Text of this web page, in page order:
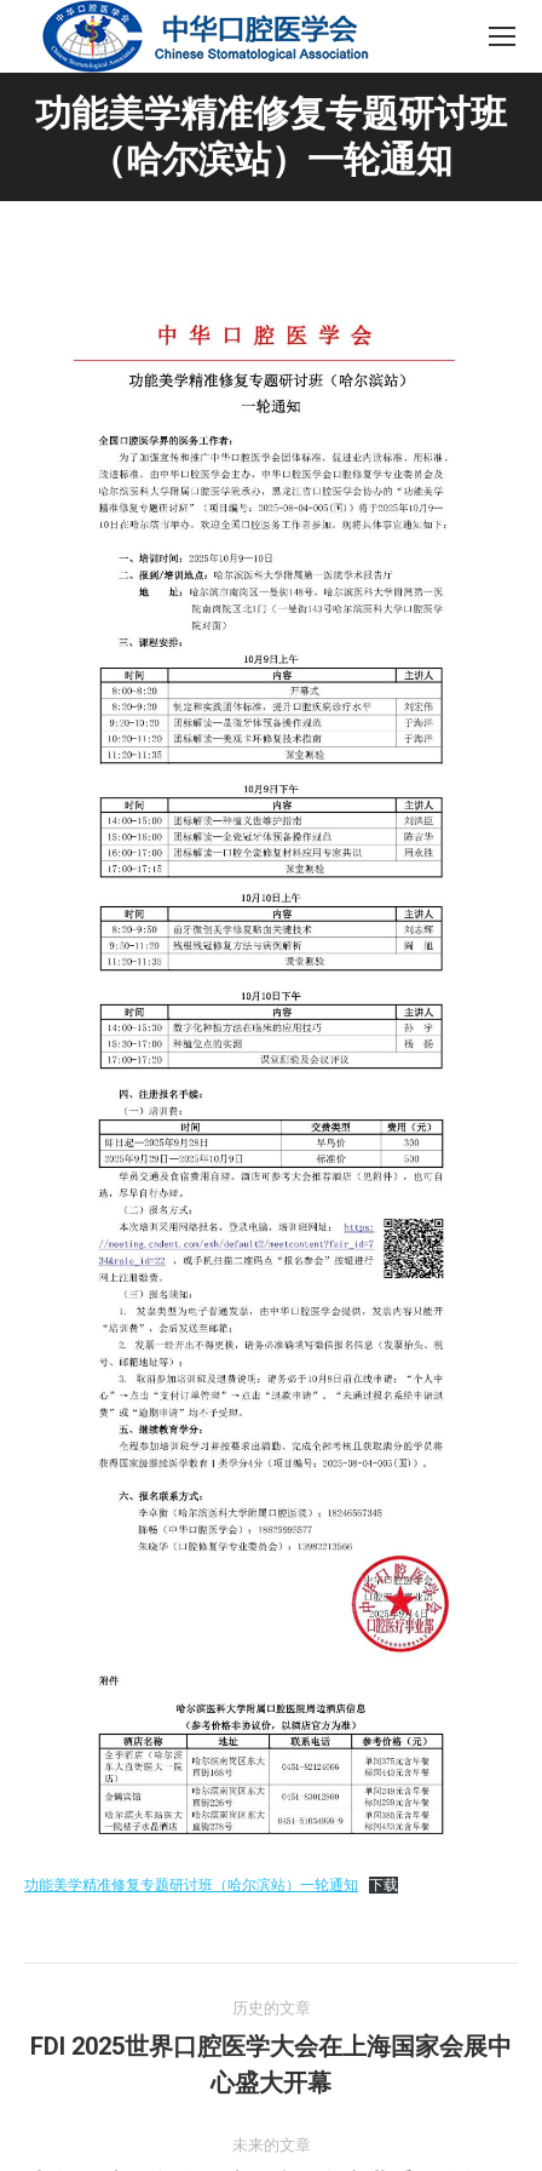
功能美学精准修复专题研讨班
（哈尔滨站）一轮通知
功能美学精准修复专题研讨班（哈尔滨站）一轮通知 下载
章
历史的文章
历
史
文
FDI 2025世界口腔医学大会在上海国家会展中
心盛大开幕
未来的文章